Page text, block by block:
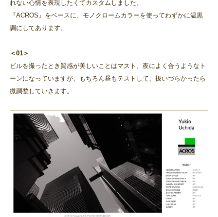
れない心情を表現したくてカスタムしました。
『ACROS』をベースに、モノクロームカラーを使ってわずかに温黒
調にしてあります。
＜01＞
ビルを撮ったとき質感が美しいことはマスト。夜によく合うようなト
ーンになっていますが、もちろん昼もテストして、扱いづらかったら
微調整していきます。